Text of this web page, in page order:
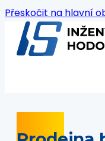
Přeskočit na hlavní